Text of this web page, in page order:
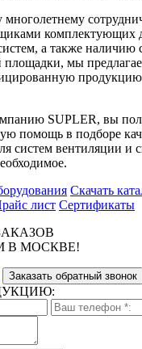
многолетнему
комплектующих
а также наличию
площадки, мы
SUPLER, вы
помощь в подборе
систем вентиляции и
Скачать
лист Сертификаты
В МОСКВЕ!
Заказать обратный звонок